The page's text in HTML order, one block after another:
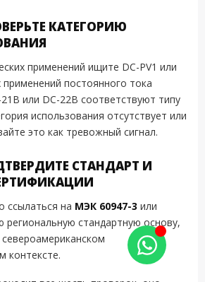
КАТЕГОРИЮ
применений ищите DC-PV1 или
постоянного тока
или DC-22B соответствуют типу
использования отсутствует или
это как тревожный сигнал.
СТАНДАРТ И
ссылаться на МЭК 60947-3 или
региональную стандартную основу,
контексте.